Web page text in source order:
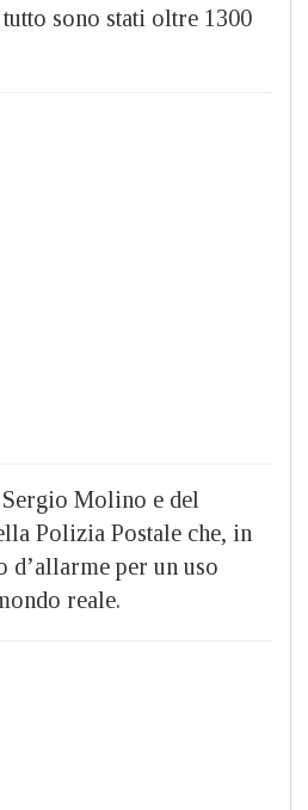
sono stati oltre 1300
Molino e del
Polizia Postale che, in
per un uso
reale.